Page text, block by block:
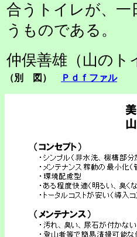
合うトイレが、
うものである。
仲俣善雄（山のト
（別 図） Ｐｄｆファル